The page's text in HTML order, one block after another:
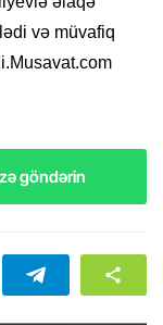
və müvafiq
göndərin